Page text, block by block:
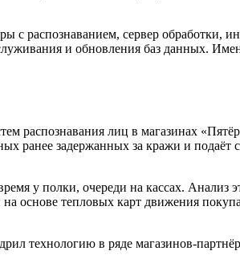
с распознаванием, сервер обработки,
и обновления баз данных.
распознавания лиц в магазинах
ранее задержанных за кражи и подаёт
у полки, очереди на кассах. Анализ
основе тепловых карт движения
технологию в ряде магазинов-